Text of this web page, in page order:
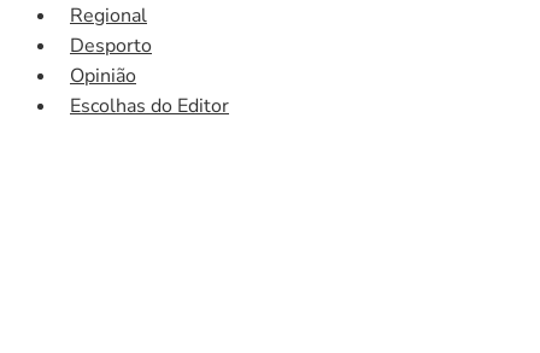
Regional
Desporto
Opinião
Escolhas do Editor